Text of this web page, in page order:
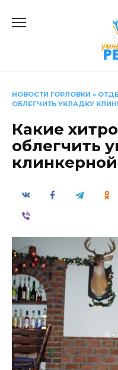
НОВОСТИ ГОРЛОВКИ »
ОБЛЕГЧИТЬ УКЛАДКУ
Какие
облегчить